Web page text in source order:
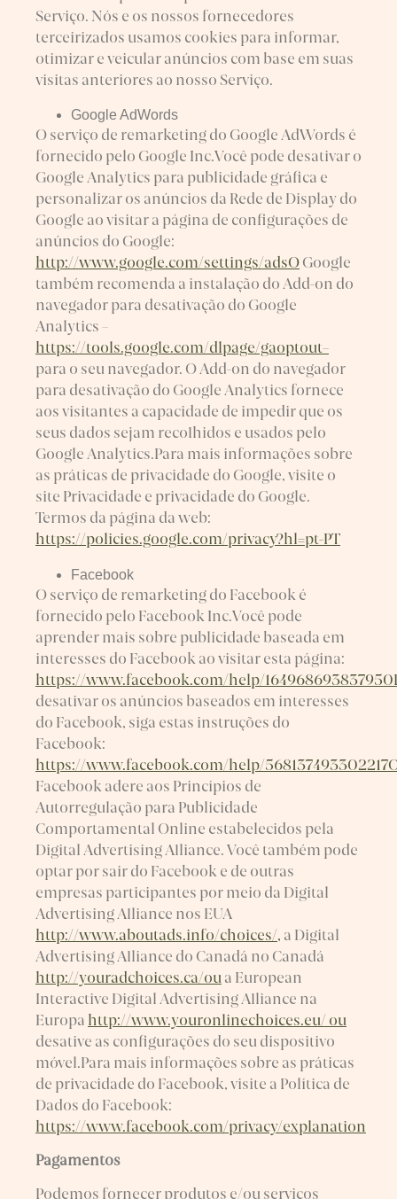
Serviço. Nós e os nossos fornecedores
terceirizados usamos cookies para informar,
otimizar e veicular anúncios com base em suas
visitas anteriores ao nosso Serviço.
Google AdWords
O serviço de remarketing do Google AdWords é
fornecido pelo Google Inc.Você pode desativar o
Google Analytics para publicidade gráfica e
personalizar os anúncios da Rede de Display do
Google ao visitar a página de configurações de
anúncios do Google:
http://www.google.com/settings/adsO Google
também recomenda a instalação do Add-on do
navegador para desativação do Google
Analytics –
https://tools.google.com/dlpage/gaoptout–
para o seu navegador. O Add-on do navegador
para desativação do Google Analytics fornece
aos visitantes a capacidade de impedir que os
seus dados sejam recolhidos e usados pelo
Google Analytics.Para mais informações sobre
as práticas de privacidade do Google, visite o
site Privacidade e privacidade do Google.
Termos da página da web:
https://policies.google.com/privacy?hl=pt-PT
Facebook
O serviço de remarketing do Facebook é
fornecido pelo Facebook Inc.Você pode
aprender mais sobre publicidade baseada em
interesses do Facebook ao visitar esta página:
https://www.facebook.com/help/
desativar os anúncios baseados em interesses
do Facebook, siga estas instruções do
Facebook:
https://www.facebook.com/help/
Facebook adere aos Princípios de
Autorregulação para Publicidade
Comportamental Online estabelecidos pela
Digital Advertising Alliance. Você também pode
optar por sair do Facebook e de outras
empresas participantes por meio da Digital
Advertising Alliance nos EUA
http://www.aboutads.info/choices/, a Digital
Advertising Alliance do Canadá no Canadá
http://youradchoices.ca/ou a European
Interactive Digital Advertising Alliance na
Europa http://www.youronlinechoices.eu/ ou
desative as configurações do seu dispositivo
móvel.Para mais informações sobre as práticas
de privacidade do Facebook, visite a Política de
Dados do Facebook:
https://www.facebook.com/privacy/explanation
Pagamentos
Podemos fornecer produtos e/ou serviços